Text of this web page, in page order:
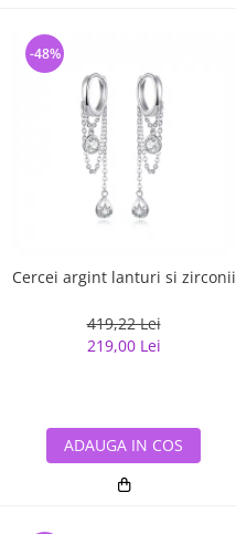
Cercei argint lanturi si zirconii
419,22 Lei
219,00 Lei
-48%
ADAUGA IN COS